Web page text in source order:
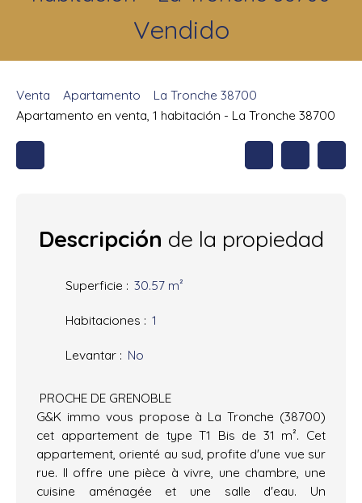
Vendido
Venta Apartamento
La Tronche 38700
Apartamento en venta, 1 habitación - La Tronche 38700
Descripción de la propiedad
Superficie : 30.57 m²
Habitaciones : 1
Levantar : No
PROCHE DE GRENOBLE
G&K immo vous propose à La Tronche (38700)
cet appartement de type T1 Bis de 31 m². Cet
appartement, orienté au sud, profite d'une vue sur
rue. Il offre une pièce à vivre, une chambre, une
cuisine aménagée et une salle d'eau. Un